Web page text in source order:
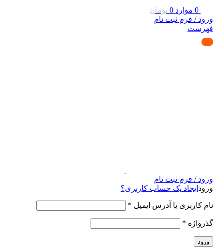
0 موارد 0 تومان
ورود / فرم ثبت نام
فهرست
ورود / فرم ثبت نام
ورود ایجاد یک حساب کاربری؟
نام کاربری یا آدرس ایمیل *
گذرواژه *
ورود